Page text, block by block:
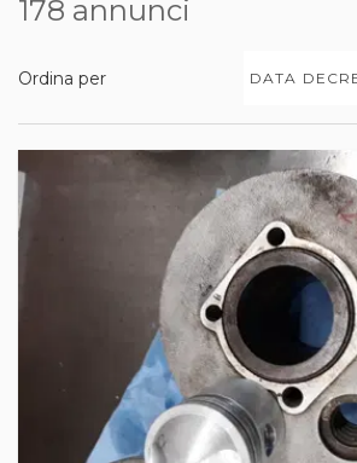
178 annunci
Ordina per DATA